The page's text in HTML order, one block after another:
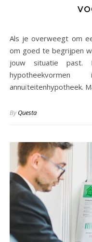
Als je overweegt om een huis te kopen, is het belangrijk
om goed te begrijpen
jouw situatie past.
annuïteitenhypotheek.
ByQuesta